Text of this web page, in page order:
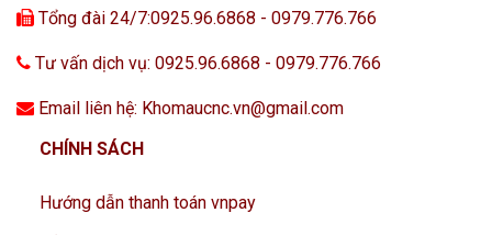
Tổng đài 24/7:0925.96.6868 - 0979.776.766
Tư vấn dịch vụ: 0925.96.6868 - 0979.776.766
Email liên hệ: Khomaucnc.vn@gmail.com
CHÍNH SÁCH
Hướng dẫn thanh toán vnpay